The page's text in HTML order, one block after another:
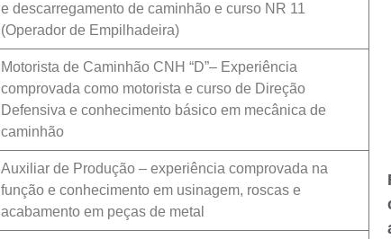
e descarregamento de caminhão e curso NR 11
(Operador de Empilhadeira)
Motorista de Caminhão CNH “D”– Experiência
comprovada como motorista e curso de Direção
Defensiva e conhecimento básico em mecânica de
caminhão
Auxiliar de Produção – experiência comprovada na
função e conhecimento em usinagem, roscas e
acabamento em peças de metal